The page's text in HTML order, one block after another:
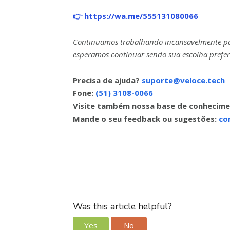
👉 https://wa.me/555131080066
Continuamos trabalhando incansavelmente
esperamos continuar sendo sua escolha
Precisa de ajuda? suporte@veloce.tech
Fone: (51) 3108-0066
Visite também nossa base de
Mande o seu feedback ou sugestões:
Was this article helpful?
Yes No